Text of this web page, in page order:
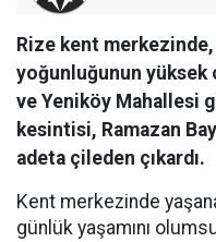
Rize kent
yoğunluğunun yüksek
ve Yeniköy Mahallesi
kesintisi, Ramazan
adeta çileden çıkardı.
Kent merkezinde
günlük yaşamını